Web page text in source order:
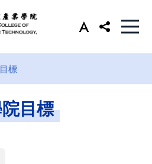
標
目標